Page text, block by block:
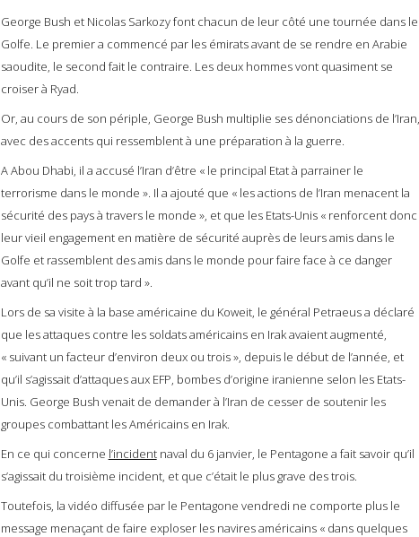
George Bush et Nicolas Sarkozy font chacun de leur côté une tournée dans le
Golfe. Le premier a commencé par les émirats avant de se rendre en Arabie
saoudite, le second fait le contraire. Les deux hommes vont quasiment se
croiser à Ryad.
Or, au cours de son périple, George Bush multiplie ses dénonciations de l’Iran,
avec des accents qui ressemblent à une préparation à la guerre.
A Abou Dhabi, il a accusé l’Iran d’être « le principal Etat à parrainer le
terrorisme dans le monde ». Il a ajouté que « les actions de l’Iran menacent la
sécurité des pays à travers le monde », et que les Etats-Unis « renforcent donc
leur vieil engagement en matière de sécurité auprès de leurs amis dans le
Golfe et rassemblent des amis dans le monde pour faire face à ce danger
avant qu’il ne soit trop tard ».
Lors de sa visite à la base américaine du Koweit, le général Petraeus a déclaré
que les attaques contre les soldats américains en Irak avaient augmenté,
« suivant un facteur d’environ deux ou trois », depuis le début de l’année, et
qu’il s’agissait d’attaques aux EFP, bombes d’origine iranienne selon les Etats-
Unis. George Bush venait de demander à l’Iran de cesser de soutenir les
groupes combattant les Américains en Irak.
En ce qui concerne l’incidentnaval du 6 janvier, le Pentagone a fait savoir qu’il
s’agissait du troisième incident, et que c’était le plus grave des trois.
Toutefois, la vidéo diffusée par le Pentagone vendredi ne comporte plus le
message menaçant de faire exploser les navires américains « dans quelques